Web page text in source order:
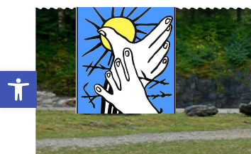
Ouvrir la barre d’outils